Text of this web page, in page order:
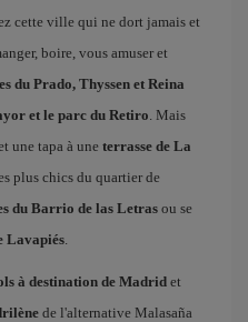
cette ville qui ne dort jamais et
boire, vous amuser et
du Prado, Thyssen et Reina
et le parc du Retiro. Mais
une tapa à une terrasse de La
plus chics du quartier de
du Barrio de las Letras ou se
Lavapiés.
à destination de Madrid et
de l'alternative Malasaña